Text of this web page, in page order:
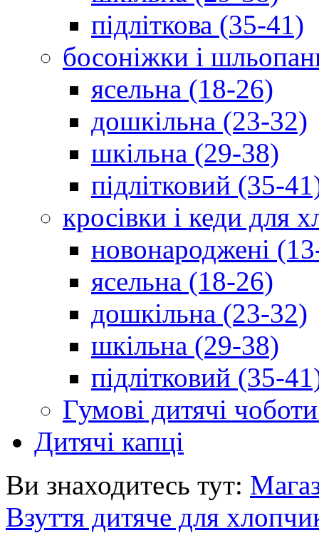
підліткова (35-41)
босоніжки і
ясельна (18-26)
дошкільна (23-32)
шкільна (29-38)
підлітковий (35-
кросівки і кеди для
новонароджені
ясельна (18-26)
дошкільна (23-32)
шкільна (29-38)
підлітковий (35-
Гумові дитячі
Дитячі капці
Ви знаходитесь тут:
Взуття дитяче для